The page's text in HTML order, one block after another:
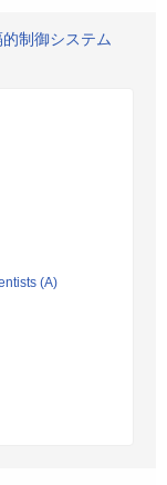
制御システム
(A)